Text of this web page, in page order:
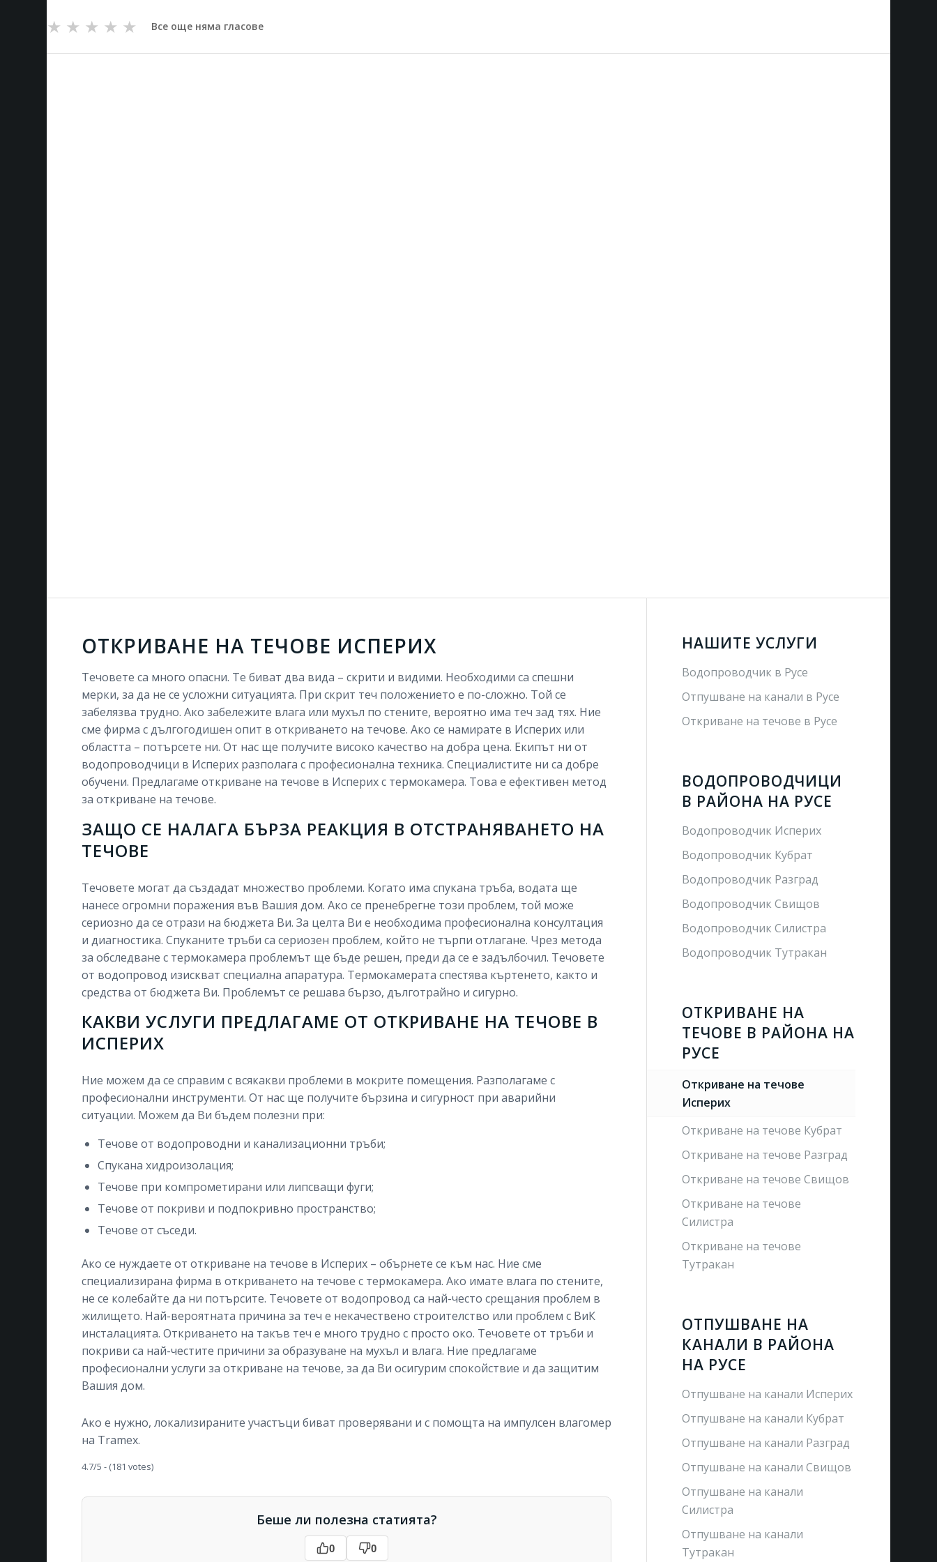
★
★
★
★
★ Все още няма гласове
ОТКРИВАНЕ НА ТЕЧОВЕ ИСПЕРИХ
Течовете са много опасни. Те биват два вида – скрити и видими. Необходими са спешни
мерки, за да не се усложни ситуацията. При скрит теч положението е по-сложно. Той се
забелязва трудно. Ако забележите влага или мухъл по стените, вероятно има теч зад тях. Ние
сме фирма с дългогодишен опит в откриването на течове. Ако се намирате в Исперих или
областта – потърсете ни. От нас ще получите високо качество на добра цена. Екипът ни от
водопроводчици в Исперих разполага с професионална техника. Специалистите ни са добре
обучени. Предлагаме откриване на течове в Исперих с термокамера. Това е ефективен метод
за откриване на течове.
ЗАЩО СЕ НАЛАГА БЪРЗА РЕАКЦИЯ В ОТСТРАНЯВАНЕТО НА
ТЕЧОВЕ
Течовете могат да създадат множество проблеми. Когато има спукана тръба, водата ще
нанесе огромни поражения във Вашия дом. Ако се пренебрегне този проблем, той може
сериозно да се отрази на бюджета Ви. За целта Ви е необходима професионална консултация
и диагностика. Спуканите тръби са сериозен проблем, който не търпи отлагане. Чрез метода
за обследване с термокамера проблемът ще бъде решен, преди да се е задълбочил. Течовете
от водопровод изискват специална апаратура. Термокамерата спестява къртенето, както и
средства от бюджета Ви. Проблемът се решава бързо, дълготрайно и сигурно.
КАКВИ УСЛУГИ ПРЕДЛАГАМЕ ОТ ОТКРИВАНЕ НА ТЕЧОВЕ В
ИСПЕРИХ
Ние можем да се справим с всякакви проблеми в мокрите помещения. Разполагаме с
професионални инструменти. От нас ще получите бързина и сигурност при аварийни
ситуации. Можем да Ви бъдем полезни при:
Течове от водопроводни и канализационни тръби;
Спукана хидроизолация;
Течове при компрометирани или липсващи фуги;
Течове от покриви и подпокривно пространство;
Течове от съседи.
Ако се нуждаете от откриване на течове в Исперих – обърнете се към нас. Ние сме
специализирана фирма в откриването на течове с термокамера. Ако имате влага по стените,
не се колебайте да ни потърсите. Течовете от водопровод са най-често срещания проблем в
жилището. Най-вероятната причина за теч е некачествено строителство или проблем с ВиК
инсталацията. Откриването на такъв теч е много трудно с просто око. Течовете от тръби и
покриви са най-честите причини за образуване на мухъл и влага. Ние предлагаме
професионални услуги за откриване на течове, за да Ви осигурим спокойствие и да защитим
Вашия дом.
Ако е нужно, локализираните участъци биват проверявани и с помощта на импулсен влагомер
на Tramex.
4.7/5 - (181 votes)
Беше ли полезна статията?
0 0
НАШИТЕ УСЛУГИ
Водопроводчик в Русе
Отпушване на канали в Русе
Откриване на течове в Русе
ВОДОПРОВОДЧИЦИ
В РАЙОНА НА РУСЕ
Водопроводчик Исперих
Водопроводчик Кубрат
Водопроводчик Разград
Водопроводчик Свищов
Водопроводчик Силистра
Водопроводчик Тутракан
ОТКРИВАНЕ НА
ТЕЧОВЕ В РАЙОНА НА
РУСЕ
Откриване на течове
Исперих
Откриване на течове Кубрат
Откриване на течове Разград
Откриване на течове Свищов
Откриване на течове
Силистра
Откриване на течове
Тутракан
ОТПУШВАНЕ НА
КАНАЛИ В РАЙОНА
НА РУСЕ
Отпушване на канали Исперих
Отпушване на канали Кубрат
Отпушване на канали Разград
Отпушване на канали Свищов
Отпушване на канали
Силистра
Отпушване на канали
Тутракан